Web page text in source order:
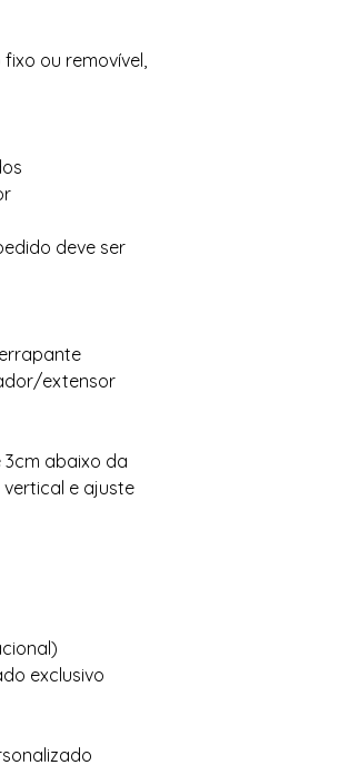
ou removível,
deve ser
extensor
abaixo da
e ajuste
exclusivo